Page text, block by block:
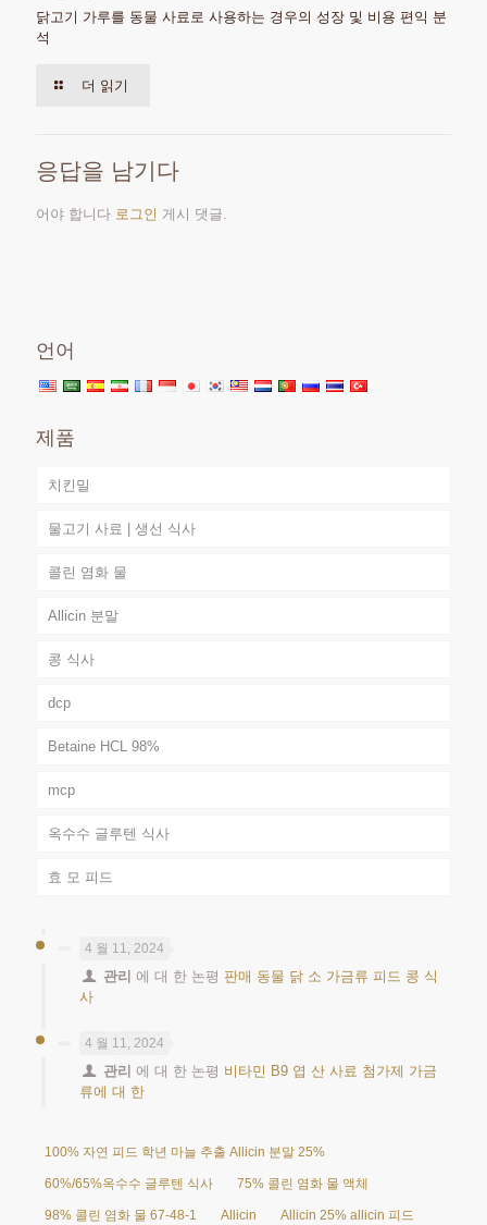
닭고기 가루를 동물 사료로 사용하는 경우의 성장 및 비용 편익 분
석
더 읽기
응답을 남기다
어야 합니다 로그인 게시 댓글.
언어
제품
치킨밀
물고기 사료 | 생선 식사
콜린 염화 물
Allicin 분말
콩 식사
dcp
Betaine HCL 98%
mcp
옥수수 글루텐 식사
효 모 피드
4 월 11, 2024
관리 에 대 한 논평 판매 동물 닭 소 가금류 피드 콩 식
사
4 월 11, 2024
관리 에 대 한 논평 비타민 B9 엽 산 사료 첨가제 가금
류에 대 한
100% 자연 피드 학년 마늘 추출 Allicin 분말 25%
60%/65%옥수수 글루텐 식사 75% 콜린 염화 물 액체
98% 콜린 염화 물 67-48-1 Allicin Allicin 25% allicin 피드